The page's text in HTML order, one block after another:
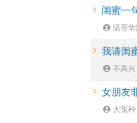
闺蜜一
温哥
我请闺
不高兴
女朋友
大冤种